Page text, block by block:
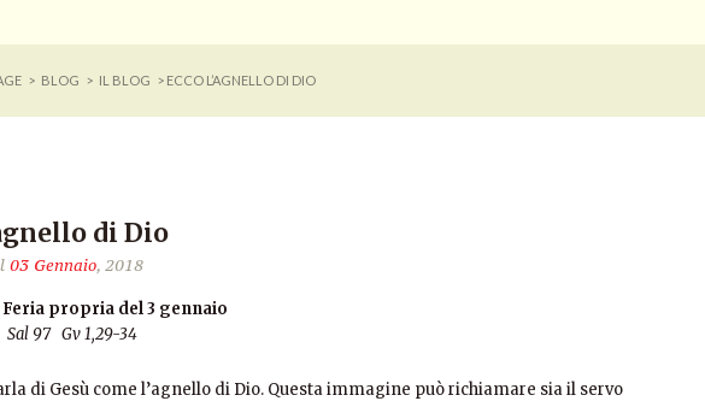
> BLOG > IL BLOG > ECCO L’AGNELLO DI DIO
di Dio
03 Gennaio, 2018
propria del 3 gennaio
Sal 97 Gv 1,29-34
di Gesù come l’agnello di Dio. Questa immagine può richiamare sia il servo